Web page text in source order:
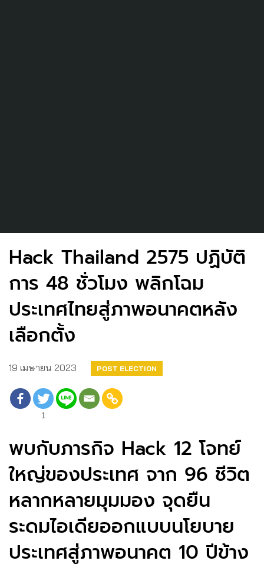
Hack Thailand 2575 ปฏิบัติ
การ 48 ชั่วโมง พลิกโฉม
ประเทศไทยสู่ภาพอนาคตหลัง
เลือกตั้ง
19 เมษายน 2023 POST ELECTION
1
พบกับภารกิจ Hack 12 โจทย์
ใหญ่ของประเทศ จาก 96 ชีวิต
หลากหลายมุมมอง จุดยืน
ระดมไอเดียออกแบบนโยบาย
ประเทศสู่ภาพอนาคต 10 ปีข้าง